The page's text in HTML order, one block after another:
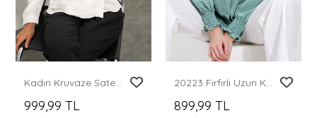
Kadın Kruvaze Saten Gömlek 20386 - Beyaz
999,99 TL
20223 Fırfırlı Uzun Kol Gömlek - Çağla
899,99 TL